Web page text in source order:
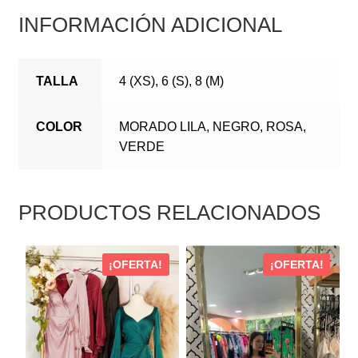
INFORMACIÓN ADICIONAL
TALLA 4 (XS), 6 (S), 8 (M)
COLOR
MORADO LILA, NEGRO, ROSA,
VERDE
PRODUCTOS RELACIONADOS
¡OFERTA!
ESTE
PRODUCTO
TIENE
MÚLTIPLES
VARIANTES.
LAS
¡OFERTA!
ESTE
PRODUCTO
TIENE
MÚLTIPLES
VARIANTES.
LAS